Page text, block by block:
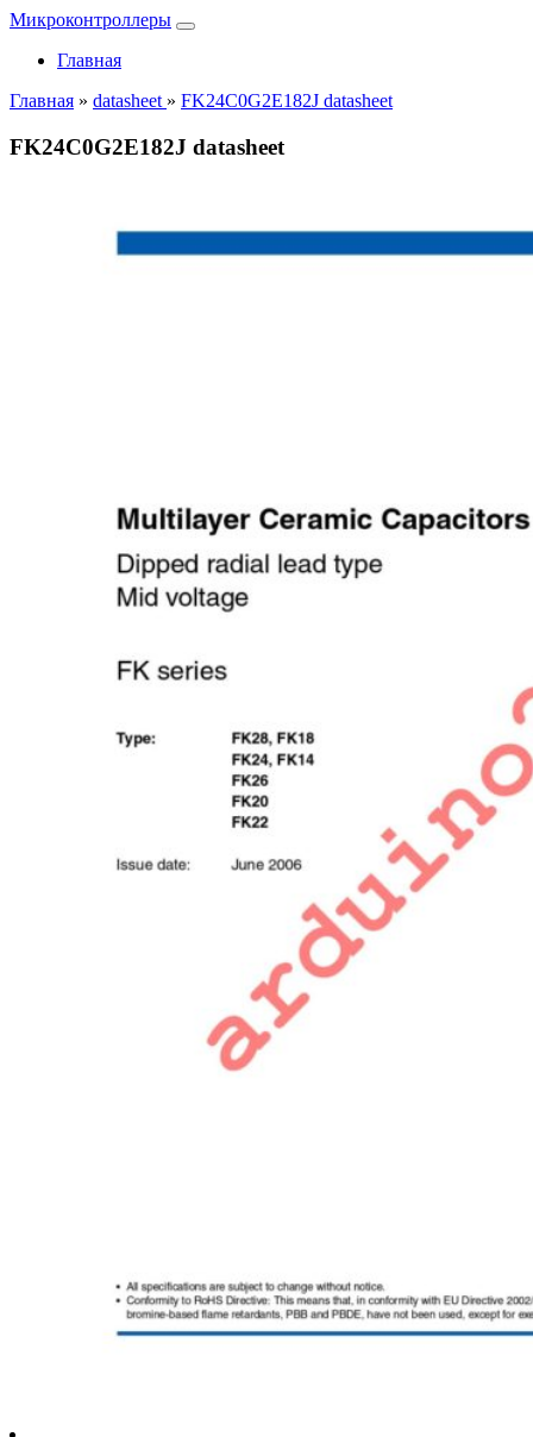
Микроконтроллеры
Главная
Главная » datasheet » FK24C0G2E182J datasheet
FK24C0G2E182J datasheet